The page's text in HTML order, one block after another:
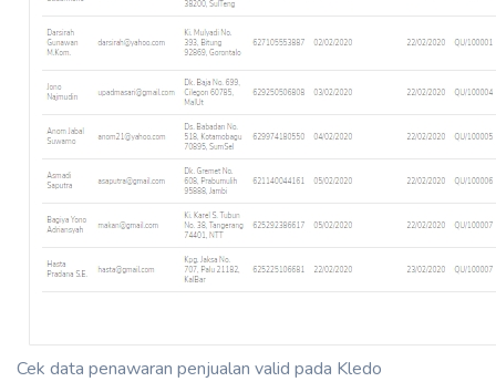
Cek data penawaran penjualan valid pada Kledo